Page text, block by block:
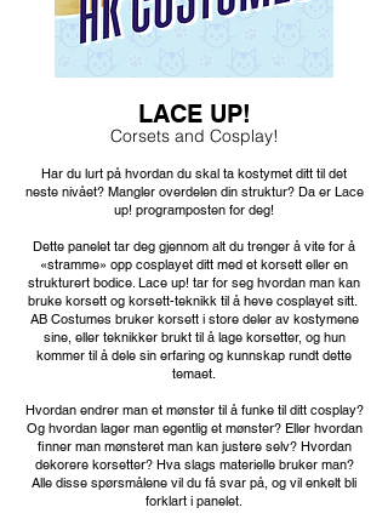
LACE UP!
Corsets and Cosplay!
Har du lurt på hvordan du skal ta kostymet ditt til det
neste nivået? Mangler overdelen din struktur? Da er Lace
up! programposten for deg!
Dette panelet tar deg gjennom alt du trenger å vite for å
«stramme» opp cosplayet ditt med et korsett eller en
strukturert bodice. Lace up! tar for seg hvordan man kan
bruke korsett og korsett-teknikk til å heve cosplayet sitt.
AB Costumes bruker korsett i store deler av kostymene
sine, eller teknikker brukt til å lage korsetter, og hun
kommer til å dele sin erfaring og kunnskap rundt dette
temaet.
Hvordan endrer man et mønster til å funke til ditt cosplay?
Og hvordan lager man egentlig et mønster? Eller hvordan
finner man mønsteret man kan justere selv? Hvordan
dekorere korsetter? Hva slags materielle bruker man?
Alle disse spørsmålene vil du få svar på, og vil enkelt bli
forklart i panelet.